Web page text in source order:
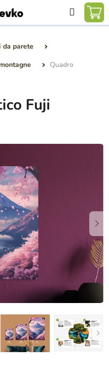
Ricerca
da parete
Quadro
Fuji